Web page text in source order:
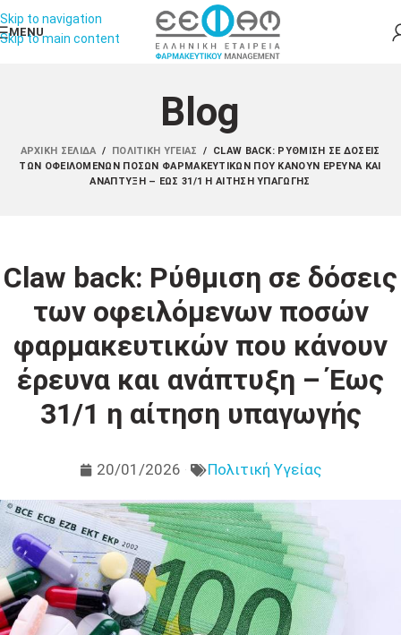
Skip to navigation
Skip to main content
MENU
Blog
ΑΡΧΙΚΉ ΣΕΛΊΔΑ / ΠΟΛΙΤΙΚΉ ΥΓΕΊΑΣ /
CLAW BACK: ΡΎΘΜΙΣΗ ΣΕ ΔΌΣΕΙΣ
ΤΩΝ ΟΦΕΙΛΌΜΕΝΩΝ ΠΟΣΏΝ ΦΑΡΜΑΚΕΥΤΙΚΏΝ ΠΟΥ ΚΆΝΟΥΝ ΈΡΕΥΝΑ ΚΑΙ
ΑΝΆΠΤΥΞΗ – ΈΩΣ 31/1 Η ΑΊΤΗΣΗ ΥΠΑΓΩΓΉΣ
Claw back: Ρύθμιση σε δόσεις
των οφειλόμενων ποσών
φαρμακευτικών που κάνουν
έρευνα και ανάπτυξη – Έως
31/1 η αίτηση υπαγωγής
20/01/2026 Πολιτική Υγείας